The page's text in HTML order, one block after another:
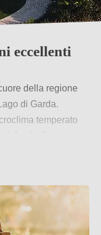
eccellenti
della regione
di Garda.
temperato
che favorisce
di ulivi.